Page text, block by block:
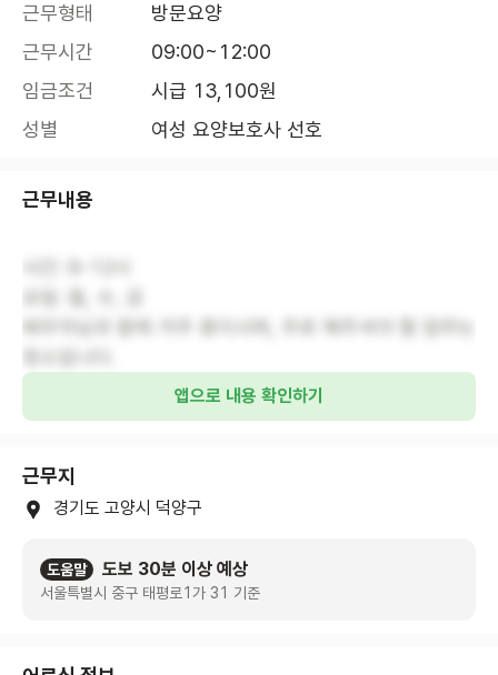
근무형태
방문요양
근무시간
09:00~12:00
임금조건
시급 13,100원
성별
여성 요양보호사 선호
근무내용
앱으로 내용 확인하기
근무지
경기도 고양시 덕양구
도움말 도보 30분 이상 예상
서울특별시 중구 태평로1가 31 기준